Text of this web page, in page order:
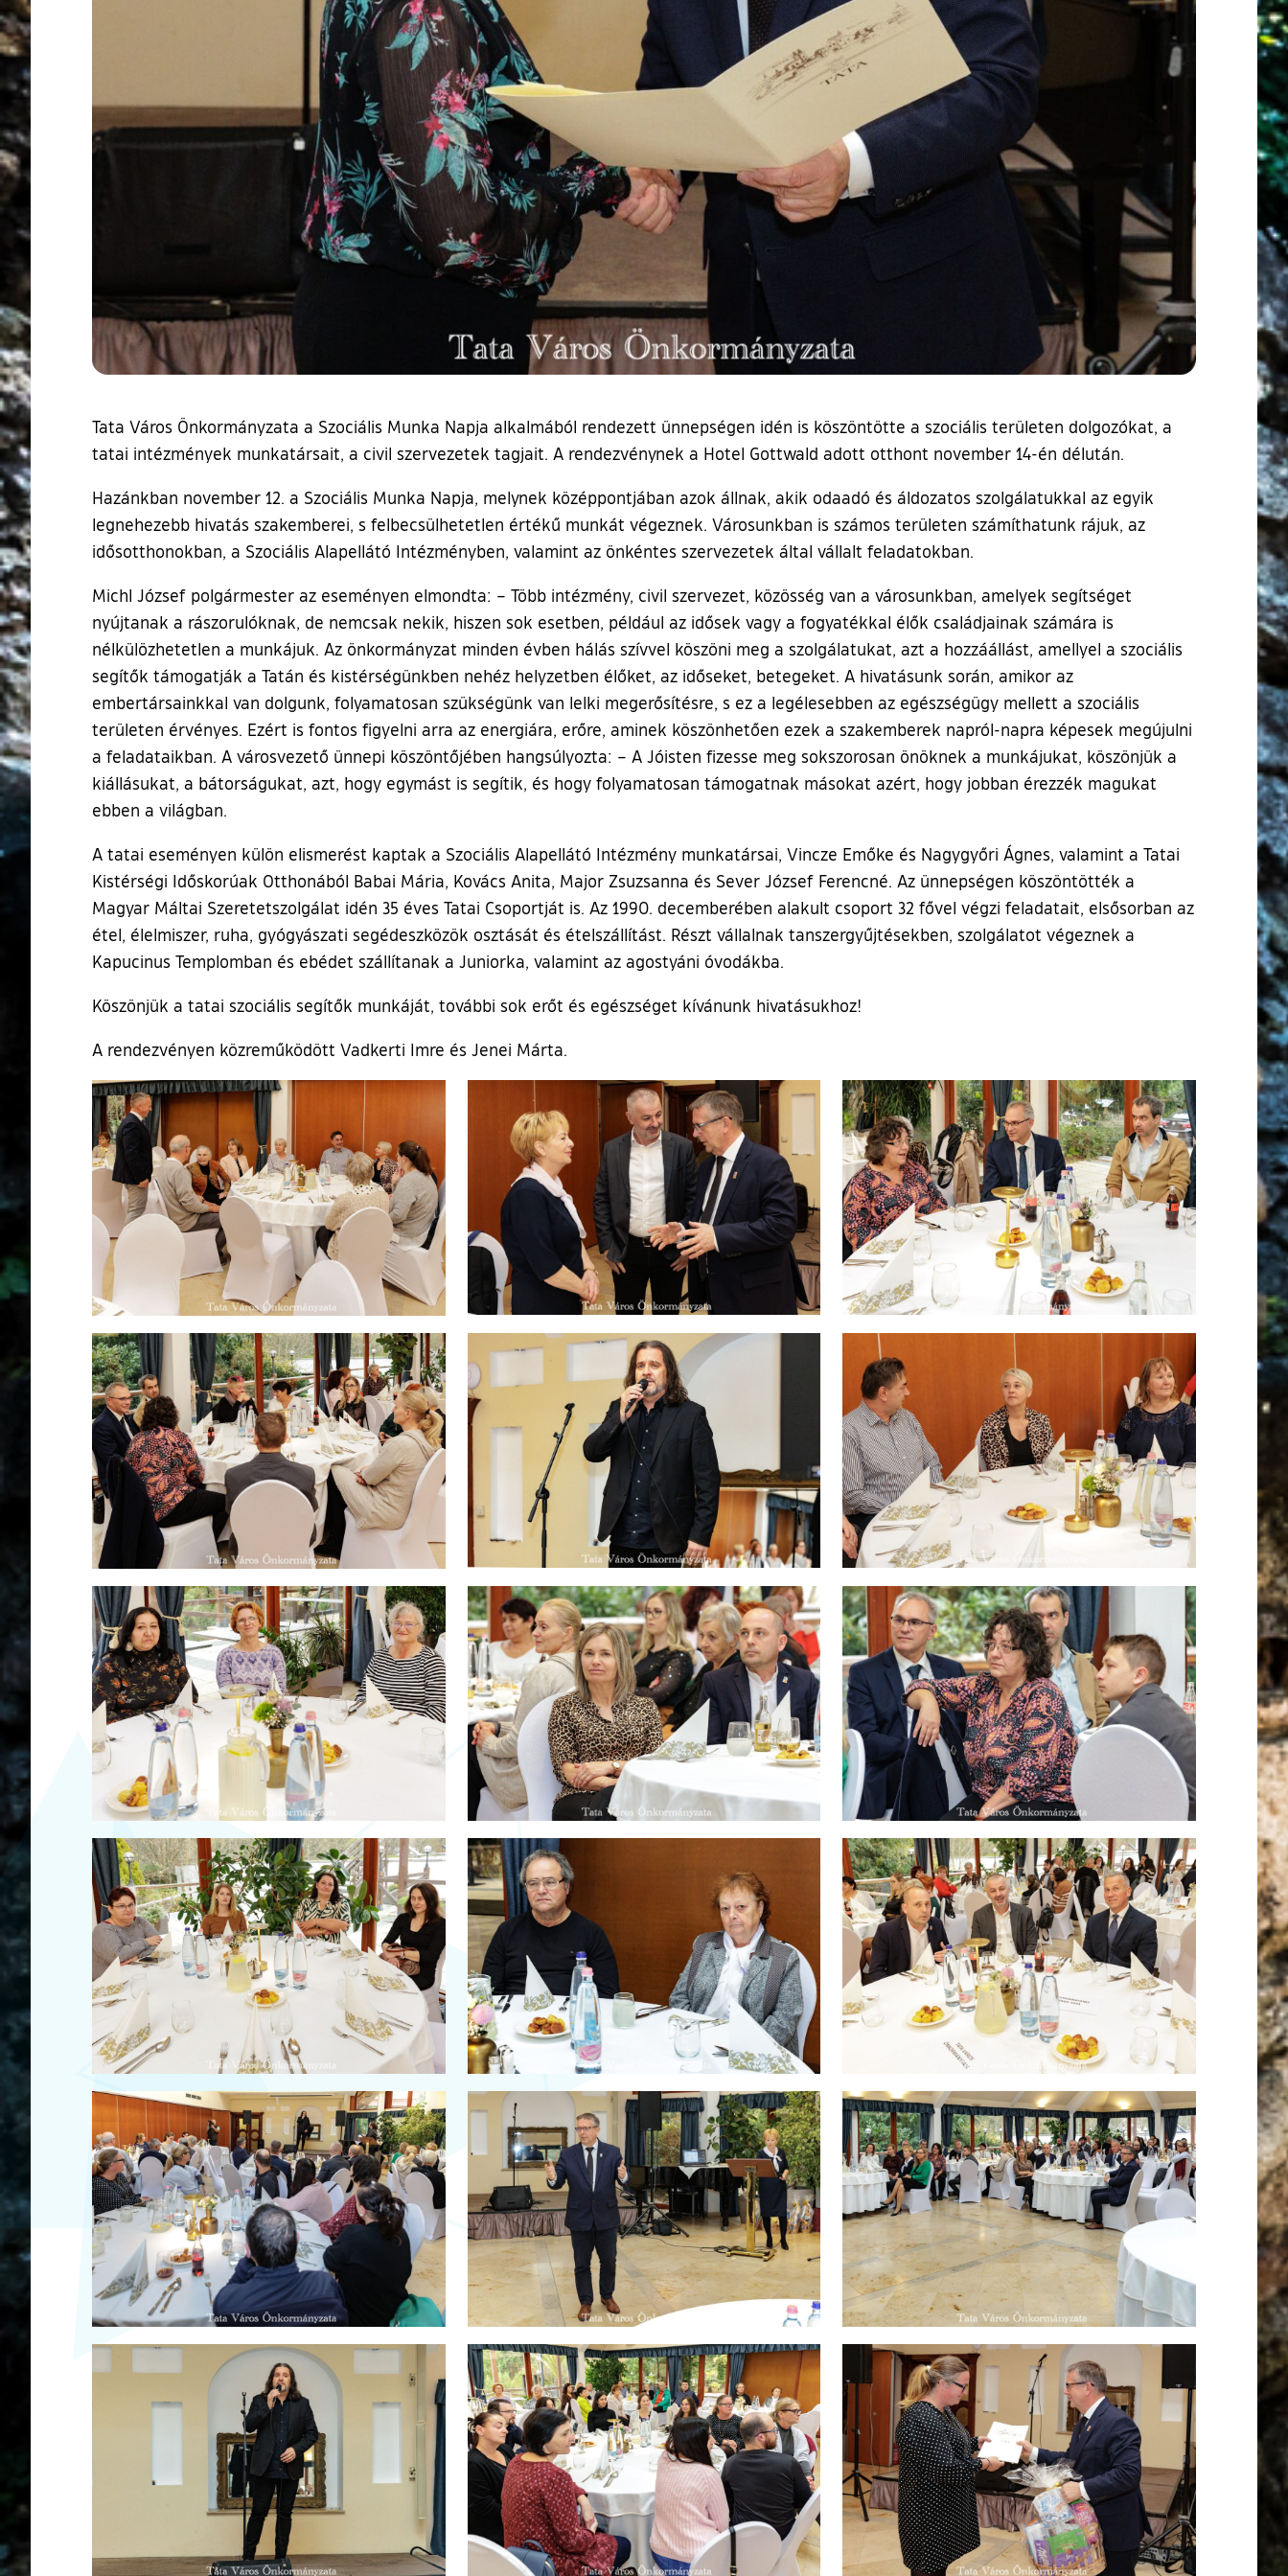
Tata Város Önkormányzata a Szociális Munka Napja alkalmából rendezett ünnepségen idén is köszöntötte a szociális területen dolgozókat, a
tatai intézmények munkatársait, a civil szervezetek tagjait. A rendezvénynek a Hotel Gottwald adott otthont november 14-én délután.
Hazánkban november 12. a Szociális Munka Napja, melynek középpontjában azok állnak, akik odaadó és áldozatos szolgálatukkal az egyik
legnehezebb hivatás szakemberei, s felbecsülhetetlen értékű munkát végeznek. Városunkban is számos területen számíthatunk rájuk, az
idősotthonokban, a Szociális Alapellátó Intézményben, valamint az önkéntes szervezetek által vállalt feladatokban.
Michl József polgármester az eseményen elmondta: – Több intézmény, civil szervezet, közösség van a városunkban, amelyek segítséget
nyújtanak a rászorulóknak, de nemcsak nekik, hiszen sok esetben, például az idősek vagy a fogyatékkal élők családjainak számára is
nélkülözhetetlen a munkájuk. Az önkormányzat minden évben hálás szívvel köszöni meg a szolgálatukat, azt a hozzáállást, amellyel a szociális
segítők támogatják a Tatán és kistérségünkben nehéz helyzetben élőket, az időseket, betegeket. A hivatásunk során, amikor az
embertársainkkal van dolgunk, folyamatosan szükségünk van lelki megerősítésre, s ez a legélesebben az egészségügy mellett a szociális
területen érvényes. Ezért is fontos figyelni arra az energiára, erőre, aminek köszönhetően ezek a szakemberek napról-napra képesek megújulni
a feladataikban. A városvezető ünnepi köszöntőjében hangsúlyozta: – A Jóisten fizesse meg sokszorosan önöknek a munkájukat, köszönjük a
kiállásukat, a bátorságukat, azt, hogy egymást is segítik, és hogy folyamatosan támogatnak másokat azért, hogy jobban érezzék magukat
ebben a világban.
A tatai eseményen külön elismerést kaptak a Szociális Alapellátó Intézmény munkatársai, Vincze Emőke és Nagygyőri Ágnes, valamint a Tatai
Kistérségi Időskorúak Otthonából Babai Mária, Kovács Anita, Major Zsuzsanna és Sever József Ferencné. Az ünnepségen köszöntötték a
Magyar Máltai Szeretetszolgálat idén 35 éves Tatai Csoportját is. Az 1990. decemberében alakult csoport 32 fővel végzi feladatait, elsősorban az
étel, élelmiszer, ruha, gyógyászati segédeszközök osztását és ételszállítást. Részt vállalnak tanszergyűjtésekben, szolgálatot végeznek a
Kapucinus Templomban és ebédet szállítanak a Juniorka, valamint az agostyáni óvodákba.
Köszönjük a tatai szociális segítők munkáját, további sok erőt és egészséget kívánunk hivatásukhoz!
A rendezvényen közreműködött Vadkerti Imre és Jenei Márta.
Ugrás a galéria utánra